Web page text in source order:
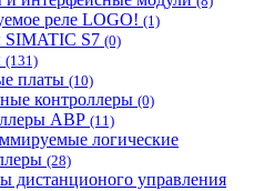
реле LOGO! (1)
SIMATIC S7 (0)
(131)
платы (10)
контроллеры (0)
АВР (11)
логические
(28)
дистанционого управления